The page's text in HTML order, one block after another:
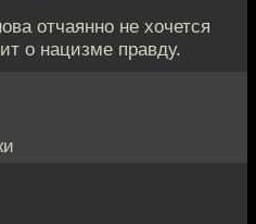
отчаянно не хочется
о нацизме правду.